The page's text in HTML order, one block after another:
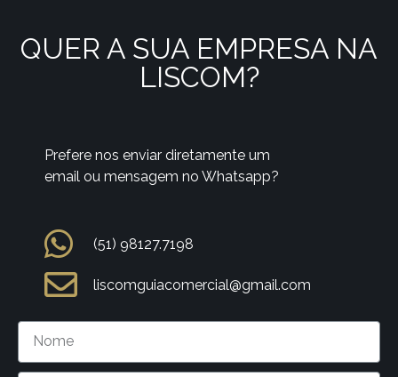
QUER A SUA EMPRESA NA
LISCOM?
Prefere nos enviar diretamente um
email ou mensagem no Whatsapp?
(51) 98127.7198
liscomguiacomercial@gmail.com